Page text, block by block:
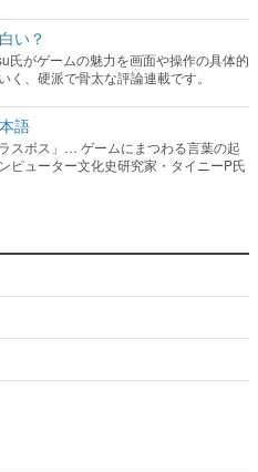
い？
氏がゲームの魅力を画面や操作の具体的
く、硬派で骨太な評論連載です。
語
スボス」… ゲームにまつわる言葉の起
ピューター文化史研究家・タイニーP氏